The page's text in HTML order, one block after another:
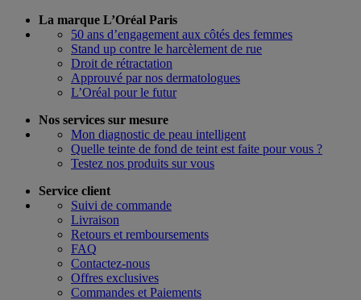
La marque L’Oréal Paris
50 ans d’engagement aux côtés des femmes
Stand up contre le harcèlement de rue
Droit de rétractation
Approuvé par nos dermatologues
L’Oréal pour le futur
Nos services sur mesure
Mon diagnostic de peau intelligent
Quelle teinte de fond de teint est faite pour vous ?
Testez nos produits sur vous
Service client
Suivi de commande
Livraison
Retours et remboursements
FAQ
Contactez-nous
Offres exclusives
Commandes et Paiements